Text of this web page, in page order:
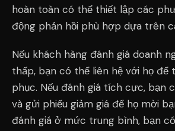
hoàn toàn có thể thiết lập các
động phản hồi phù hợp dựa trên
Nếu khách hàng đánh giá doanh
thấp, bạn có thể liên hệ với họ để
phục. Nếu đánh giá tích cực, bạn
và gửi phiếu giảm giá để họ mời
đánh giá ở mức trung bình, bạn